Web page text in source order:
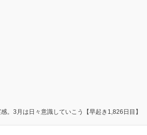
。3月は日々意識していこう【早起き1,826日目】